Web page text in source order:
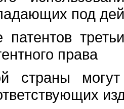
под
патентов
права
страны